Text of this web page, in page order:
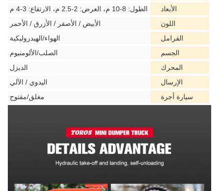
الأبعاد
الطول: 8-10 م، العرض: 2-2.5 م، الارتفاع: 3-4 م
اللون
الأبيض / الأصفر / الأزرق / الأحمر
الفرامل
الهواء/الهيدروليكية
الجسم
الصلب/الألومنيوم
المحرك
الديزل
الإرسال
اليدوي / الآلي
سيارة أجرة
مغلق/مفتوح